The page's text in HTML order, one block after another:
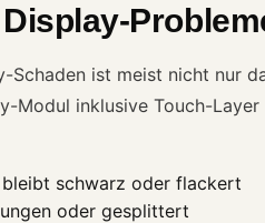
Schaden ist meist nicht nur
Modul inklusive Touch-
schwarz oder flackert
oder gesplittert